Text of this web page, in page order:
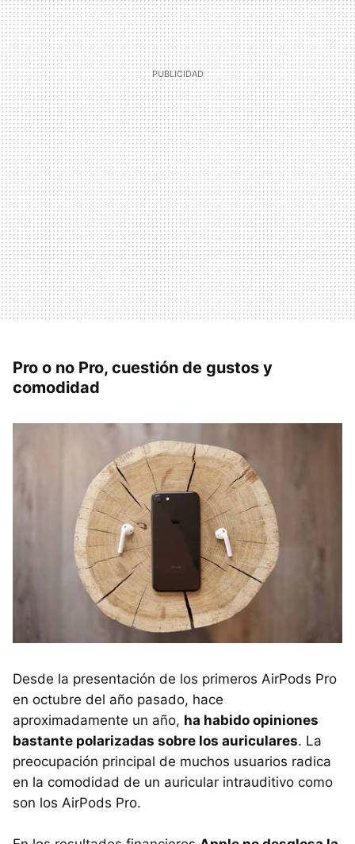
Pro o no Pro, cuestión de gustos y
comodidad
Desde la presentación de los primeros AirPods Pro
en octubre del año pasado, hace
aproximadamente un año, ha habido opiniones
bastante polarizadas sobre los auriculares. La
preocupación principal de muchos usuarios radica
en la comodidad de un auricular intrauditivo como
son los AirPods Pro.